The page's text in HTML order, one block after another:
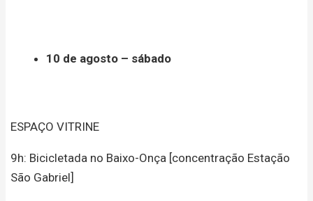
10 de agosto – sábado
ESPAÇO VITRINE
9h: Bicicletada no Baixo-Onça [concentração Estação
São Gabriel]